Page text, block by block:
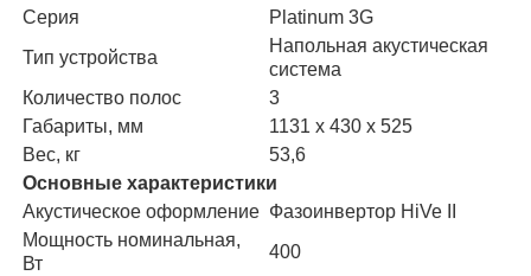
Серия
Platinum 3G
Тип устройства
Напольная акустическая
система
Количество полос
3
Габариты, мм
1131 х 430 х 525
Вес, кг
53,6
Основные характеристики
Акустическое оформление Фазоинвертор HiVe II
Мощность номинальная,
Вт
400